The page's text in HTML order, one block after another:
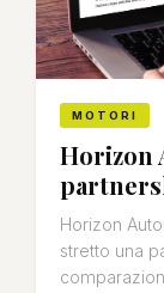
MOTORI
Horizon
Horizon
stretto una